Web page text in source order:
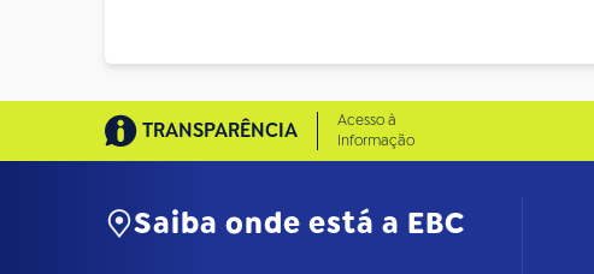
TRANSPARÊNCIA
Acesso à
Informação
Saiba onde está a EBC